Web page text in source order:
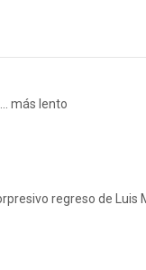
más lento
regreso de Luis